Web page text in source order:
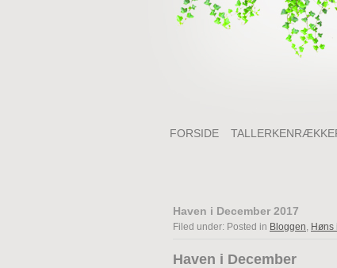
FORSIDE
Haven i December 2017
Filed under: Posted in Bloggen, Høns
Haven i December